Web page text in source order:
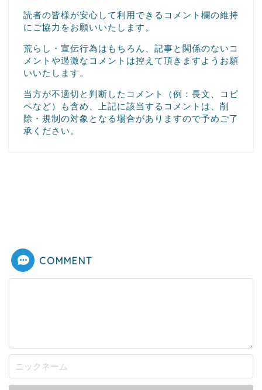
読者の皆様が安心して利用できるコメント欄の維持
にご協力をお願いいたします。
荒らし・宣伝行為はもちろん、記事と関係のないコ
メントや過激なコメントは控えて頂きますようお願
いいたします。
当方が不適切と判断したコメント（例：長文、コピ
ペなど）も含め、上記に該当するコメントは、削
除・規制の対象となる場合がありますので予めご了
承ください。
COMMENT